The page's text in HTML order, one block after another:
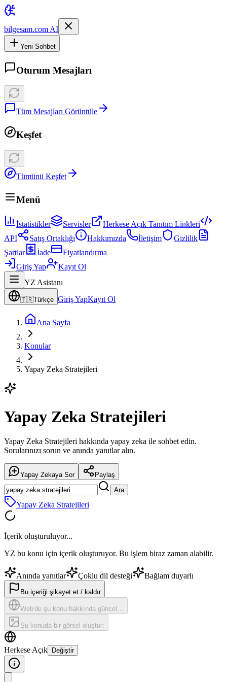
bilgesam.com AI
Yeni Sohbet
Oturum Mesajları
Tüm Mesajları Görüntüle
Keşfet
Tümünü Keşfet
Menü
İstatistikler Servisler
Herkese Açık Tanıtım Linkleri
API
Satış Ortaklığı Hakkımızda İletişim
Gizlilik
Şartlar
İade
Fiyatlandırma
Giriş Yap
Kayıt Ol
YZ Asistanı
🇹🇷Türkçe Giriş YapKayıt Ol
Ana Sayfa
Konular
Yapay Zeka Stratejileri
Yapay Zeka Stratejileri
Yapay Zeka Stratejileri hakkında yapay zeka ile sohbet edin.
Sorularınızı sorun ve anında yanıtlar alın.
Yapay Zekaya Sor
Paylaş
Ara
Yapay Zeka Stratejileri
İçerik oluşturuluyor...
YZ bu konu için içerik oluşturuyor. Bu işlem biraz zaman alabilir.
Anında yanıtlar Çoklu dil desteği Bağlam duyarlı
Bu içeriği şikayet et / kaldır
Web'de şu konu hakkında güncel…
Şu konuda bir görsel oluştur:
Herkese Açık Değiştir